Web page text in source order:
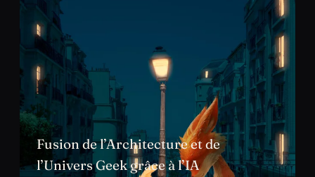
Fusion de l’Architecture et de
l’Univers Geek grâce à l’IA